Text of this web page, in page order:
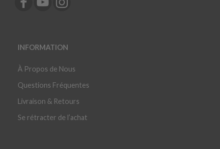
INFORMATION
À Propos de Nous
Questions Fréquentes
Livraison & Retours
Se rétracter de l’achat